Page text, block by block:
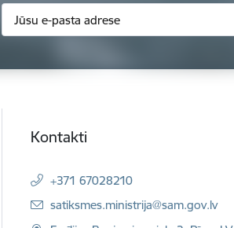
Kontakti
+371 67028210
E-pasts:
satiksmes.ministrija@sam.gov.lv